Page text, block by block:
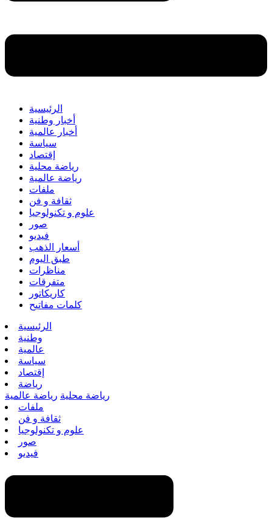
الرئيسية
أخبار وطنية
أخبار عالمية
سياسة
إقتصاد
رياضة محلية
رياضة عالمية
ملفات
ثقافة و فن
علوم و تكنولوجيا
صور
فيديو
أسعار الذهب
طبق اليوم
مناظرات
متفرقات
كاريكاتور
كلمات مفاتيح
الرئيسية
وطنية
عالمية
سياسة
إقتصاد
رياضة
رياضة محلية رياضة عالمية
ملفات
ثقافة و فن
علوم و تكنولوجيا
صور
فيديو